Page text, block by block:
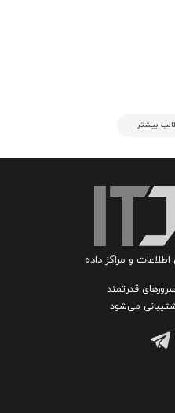
بیشتر
و مراکز داده
قدرتمند
می‌شود